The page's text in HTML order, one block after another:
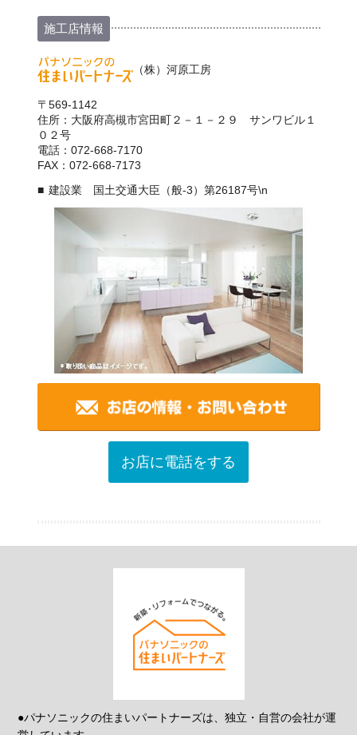
施工店情報
（株）河原工房
〒569-1142
住所：大阪府高槻市宮田町２－１－２９ サンワビル１
０２号
電話：072-668-7170
FAX：072-668-7173
建設業 国土交通大臣（般-3）第26187号\n
お店に電話をする
●パナソニックの住まいパートナーズは、独立・自営の会社が運